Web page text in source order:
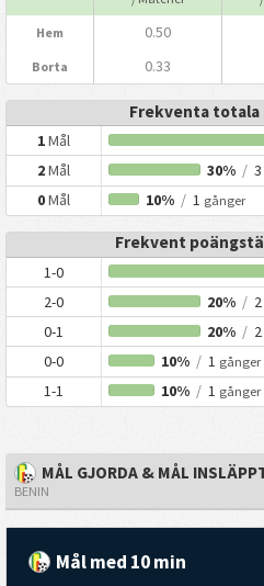
Hem 0.50
Borta 0.33
Frekventa totala
1Mål
2Mål 30% /3
0Mål 10% /1 gånger
Frekvent
1-0
2-0 20% /2
0-1 20% /2
0-0 10% /1 gånger
1-1 10% /1 gånger
MÅL GJORDA & MÅL
BENIN
Mål med 10 min